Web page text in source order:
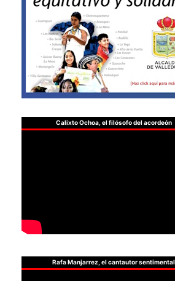
Calixto Ochoa, el filósofo del acordeón
Rafa Manjarrez, el cantautor sentimental